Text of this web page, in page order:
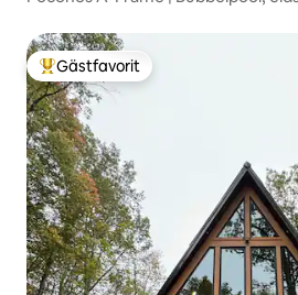
Populär gästfavorit
Gästfavorit